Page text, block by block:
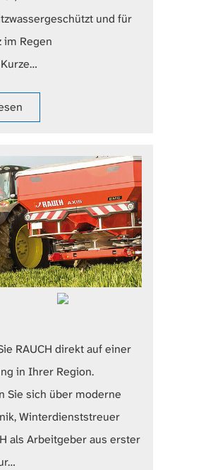
und für
im Regen
RAUCH direkt auf einer
in Ihrer Region.
Sie sich über moderne
Winterdienststreuer
als Arbeitgeber aus erster